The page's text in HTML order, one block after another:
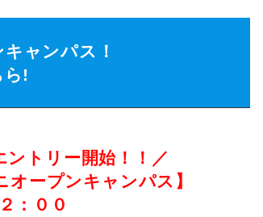
ャンパス！
ら!
トリー開始！！／
オープンキャンパス】
：００